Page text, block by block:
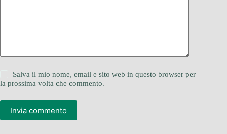
Salva il mio nome, email e sito web in questo browser per
la prossima volta che commento.
Invia commento